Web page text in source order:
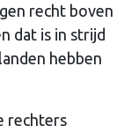
recht boven
dat is in strijd
hebben
rechters